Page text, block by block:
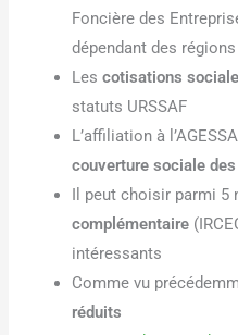
Foncière des
dépendant des
Lescotisations
statuts URSSAF
L’affiliation à
couverture sociale
Il peut choisir parmi 5
complémentaire
intéressants
Comme vu
réduits